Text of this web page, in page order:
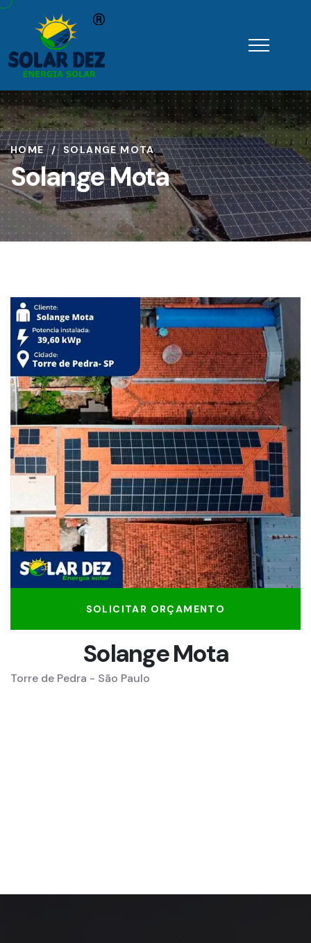
HOME SOLANGE MOTA
Solange Mota
SOLICITAR ORÇAMENTO
Solange Mota
Torre de Pedra - São Paulo